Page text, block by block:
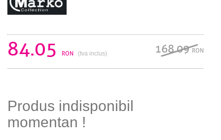
84.05 RON (tva inclus) 168.09RON
Produs indisponibil
momentan !